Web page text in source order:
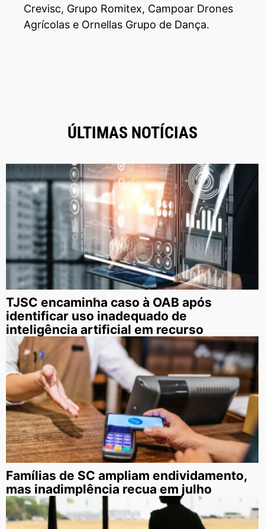
Crevisc, Grupo Romitex, Campoar Drones
Agrícolas e Ornellas Grupo de Dança.
ÚLTIMAS NOTÍCIAS
TJSC encaminha caso à OAB após
identificar uso inadequado de
inteligência artificial em recurso
Famílias de SC ampliam endividamento,
mas inadimplência recua em julho